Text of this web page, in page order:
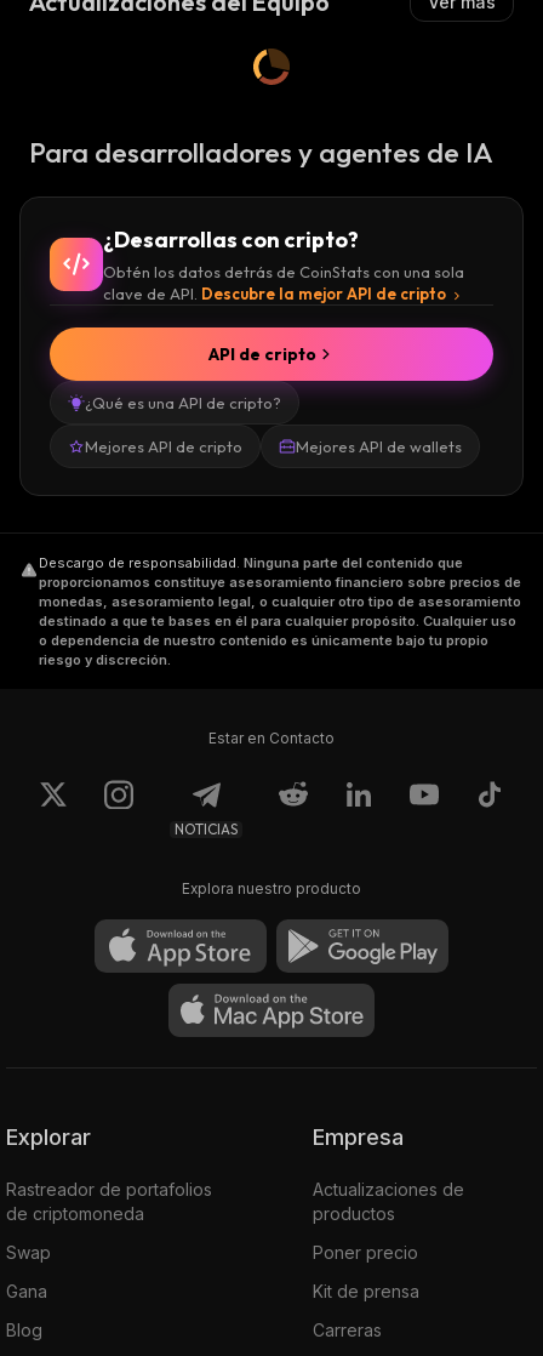
Para desarrolladores y agentes de IA
¿Desarrollas con cripto?
Obtén los datos detrás de CoinStats con una sola
clave de API. Descubre la mejor API de cripto
¿Qué es una API de cripto?
Mejores API de cripto Mejores API de wallets
API de cripto
Descargo de responsabilidad. Ninguna parte del contenido que
proporcionamos constituye asesoramiento financiero sobre precios de
monedas, asesoramiento legal, o cualquier otro tipo de asesoramiento
destinado a que te bases en él para cualquier propósito. Cualquier uso
o dependencia de nuestro contenido es únicamente bajo tu propio
riesgo y discreción.
Estar en Contacto
NOTICIAS
Explora nuestro producto
Explorar
Rastreador de portafolios
de criptomoneda
Swap
Gana
Blog
Empresa
Actualizaciones de
productos
Poner precio
Kit de prensa
Carreras